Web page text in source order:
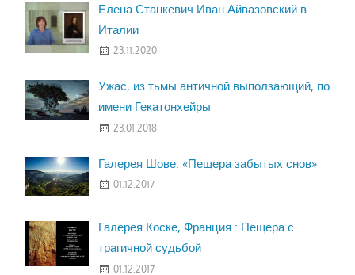
Елена Станкевич Иван Айвазовский в
Италии
23.11.2020
Ужас, из тьмы античной выползающий, по
имени Гекатонхейры
23.01.2018
Галерея Шове. «Пещера забытых снов»
01.12.2017
Галерея Коске, Франция : Пещера с
трагичной судьбой
01.12.2017